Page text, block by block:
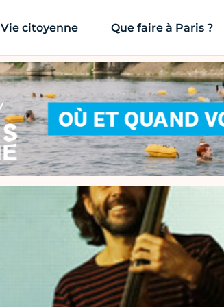
Vie citoyenne Que faire à Paris ?